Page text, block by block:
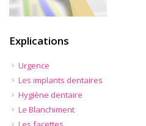
Explications
Urgence
Les implants dentaires
Hygiène dentaire
Le Blanchiment